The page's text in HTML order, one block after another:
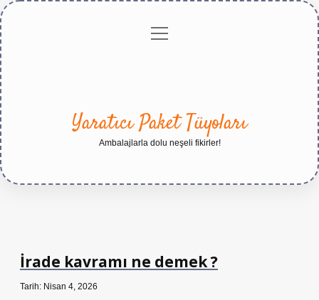
Gizlilikmenüyü
Yaratıcı Paket Tüyoları
Ambalajlarla dolu neşeli fikirler!
İrade kavramı ne demek ?
Tarih: Nisan 4, 2026